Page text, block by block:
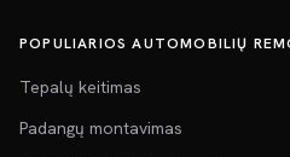
POPULIARIOS AUTOMOBILIŲ
Tepalų keitimas
Padangų montavimas